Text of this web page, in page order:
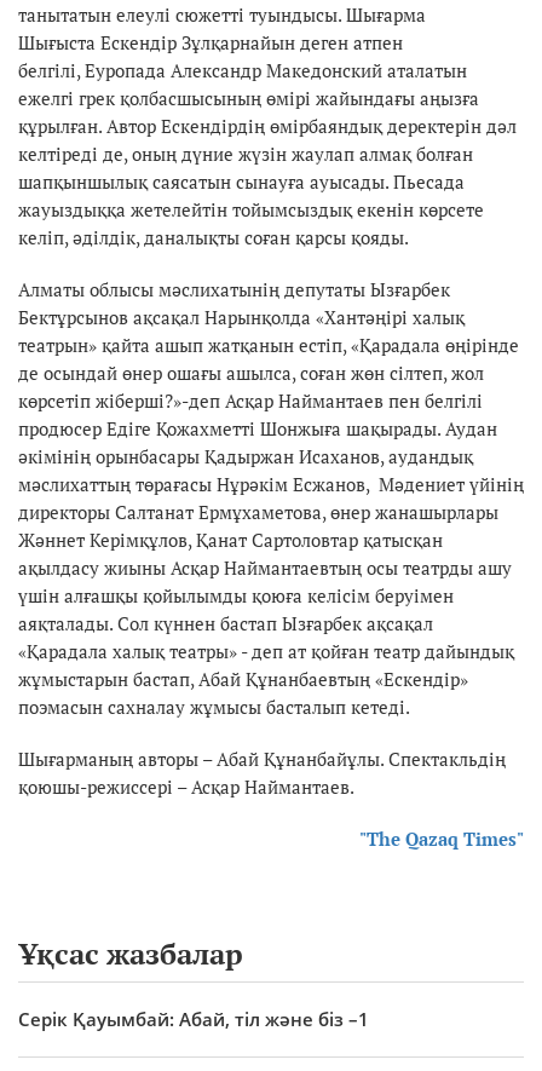
танытатын елеулі сюжетті туындысы. Шығарма
Шығыста Ескендір Зұлқарнайын деген атпен
белгілі, Еуропада Александр Македонский аталатын
ежелгі грек қолбасшысының өмірі жайындағы аңызға
құрылған. Автор Ескендірдің өмірбаяндық деректерін дәл
келтіреді де, оның дүние жүзін жаулап алмақ болған
шапқыншылық саясатын сынауға ауысады. Пьесада
жауыздыққа жетелейтін тойымсыздық екенін көрсете
келіп, әділдік, даналықты соған қарсы қояды.
Алматы облысы мәслихатынің депутаты Ызғарбек
Бектұрсынов ақсақал Нарынқолда «Хантәңірі халық
театрын» қайта ашып жатқанын естіп, «Қарадала өңірінде
де осындай өнер ошағы ашылса, соған жөн сілтеп, жол
көрсетіп жіберші?»-деп Асқар Наймантаев пен белгілі
продюсер Едіге Қожахметті Шонжыға шақырады. Аудан
әкімінің орынбасары Қадыржан Исаханов, аудандық
мәслихаттың төрағасы Нұрәкім Есжанов, Мәдениет үйінің
директоры Салтанат Ермұхаметова, өнер жанашырлары
Жәннет Керімқұлов, Қанат Сартоловтар қатысқан
ақылдасу жиыны Асқар Наймантаевтың осы театрды ашу
үшін алғашқы қойылымды қоюға келісім беруімен
аяқталады. Сол күннен бастап Ызғарбек ақсақал
«Қарадала халық театры» - деп ат қойған театр дайындық
жұмыстарын бастап, Абай Құнанбаевтың «Ескендір»
поэмасын сахналау жұмысы басталып кетеді.
Шығарманың авторы – Абай Құнанбайұлы. Спектакльдің
қоюшы-режиссері – Асқар Наймантаев.
"The Qazaq Times"
Ұқсас жазбалар
Серік Қауымбай: Абай, тіл және біз –1